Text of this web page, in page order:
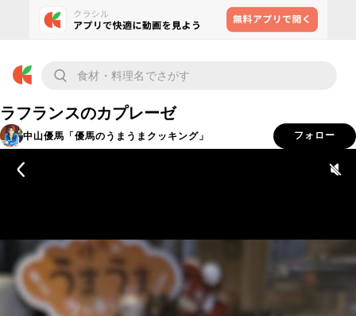
ラフランスのカプレーゼ
中山優馬「優馬のうまうまクッキング」 フォロー